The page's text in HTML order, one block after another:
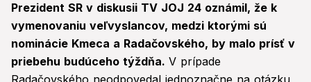
Prezident SR v diskusii TV JOJ 24 oznámil, že k
vymenovaniu veľvyslancov, medzi ktorými sú
nominácie Kmeca a Radačovského, by malo prísť v
priebehu budúceho týždňa. V prípade